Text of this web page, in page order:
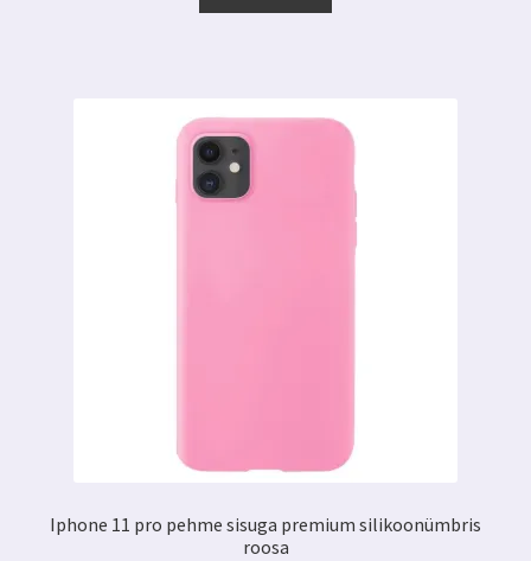
5.00 €. 2.99 €.
Iphone 11 pro pehme sisuga premium silikoonümbris
roosa